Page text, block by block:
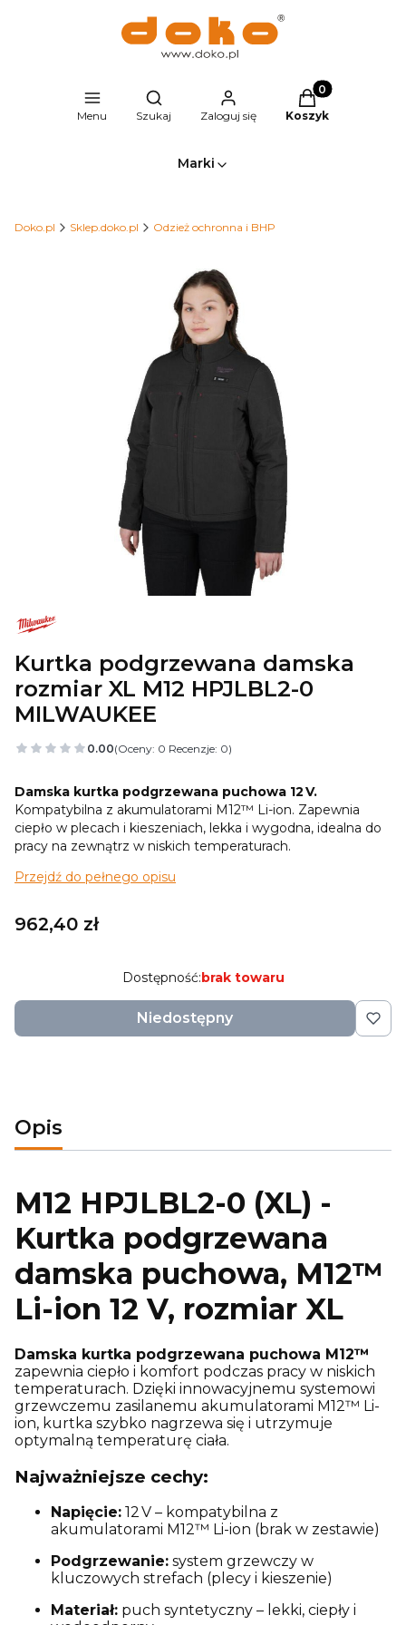
Menu
Otwórz wyszukiwarkę
Szukaj Zaloguj się
Produkty w
Koszyk
Marki
Doko.pl Sklep.doko.pl Odzież ochronna i BHP
Kurtka podgrzewana damska
rozmiar XL M12 HPJLBL2-0
MILWAUKEE
0.00(Oceny: 0 Recenzje: 0)
Damska kurtka podgrzewana puchowa 12 V.
Kompatybilna z akumulatorami M12™ Li-ion. Zapewnia
ciepło w plecach i kieszeniach, lekka i wygodna, idealna do
pracy na zewnątrz w niskich temperaturach.
Przejdź do pełnego opisu
Cena
962,40 zł
Dostępność:brak towaru
Niedostępny
Opis
M12 HPJLBL2-0 (XL) -
Kurtka podgrzewana
damska puchowa, M12™
Li-ion 12 V, rozmiar XL
Damska kurtka podgrzewana puchowa M12™
zapewnia ciepło i komfort podczas pracy w niskich
temperaturach. Dzięki innowacyjnemu systemowi
grzewczemu zasilanemu akumulatorami M12™ Li-
ion, kurtka szybko nagrzewa się i utrzymuje
optymalną temperaturę ciała.
Najważniejsze cechy:
Napięcie: 12 V – kompatybilna z
akumulatorami M12™ Li-ion (brak w zestawie)
Podgrzewanie: system grzewczy w
kluczowych strefach (plecy i kieszenie)
Materiał: puch syntetyczny – lekki, ciepły i